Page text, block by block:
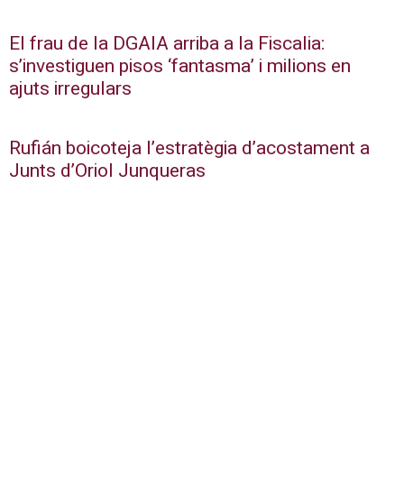
El frau de la DGAIA arriba a la Fiscalia:
s’investiguen pisos ‘fantasma’ i milions en
ajuts irregulars
Rufián boicoteja l’estratègia d’acostament a
Junts d’Oriol Junqueras